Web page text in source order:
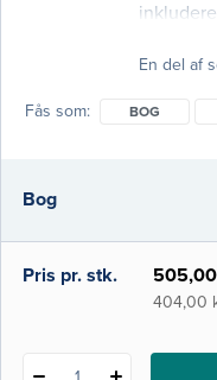
udvalgt
En del af
Fås som BOG
Bog
i-bog
Pris pr. stk.
404,00